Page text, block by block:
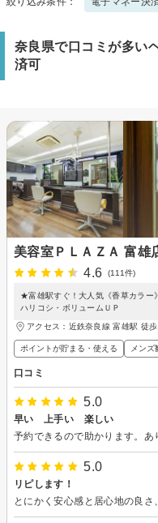
奈良県で口コミが多い
済可
美容室ＰＬＡＺＡ 富雄
4.6
(111件)
★富雄駅すぐ！大人気《香草カラー
ハリコシ・ボリュームＵＰ
アクセス：近鉄奈良線 富雄駅 徒
ポイントが貯まる・使える メンズ
口コミ
5.0
早い 上手い 楽しい
予約できるので助かります。あ
5.0
リピします！